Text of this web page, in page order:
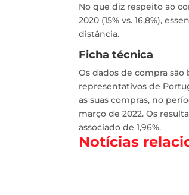
No que diz respeito ao
2020 (15% vs. 16,8%),
distância.
Ficha técnica
Os dados de compra são
representativos de
as suas compras, no
março de 2022. Os
associado de 1,96%.
Notícias